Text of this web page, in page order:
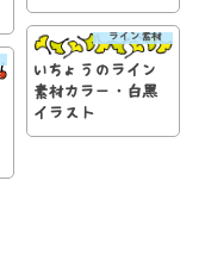
ライン素材
いちょうのライン
素材カラー・白黒
イラスト